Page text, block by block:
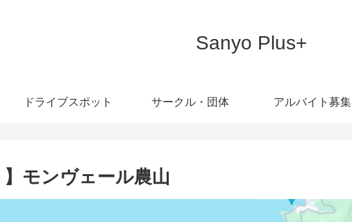
Sanyo Plus+
ドライブスポット サークル・団体 アルバイト募集
】モンヴェール農山